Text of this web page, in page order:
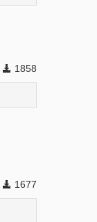
1858
1677